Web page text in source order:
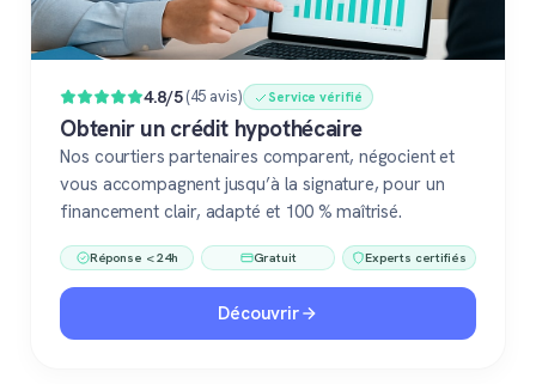
4.8/5(45 avis) Service vérifié
Obtenir un crédit hypothécaire
Nos courtiers partenaires comparent, négocient et
vous accompagnent jusqu’à la signature, pour un
financement clair, adapté et 100 % maîtrisé.
Réponse < 24h Gratuit Experts certifiés
Découvrir